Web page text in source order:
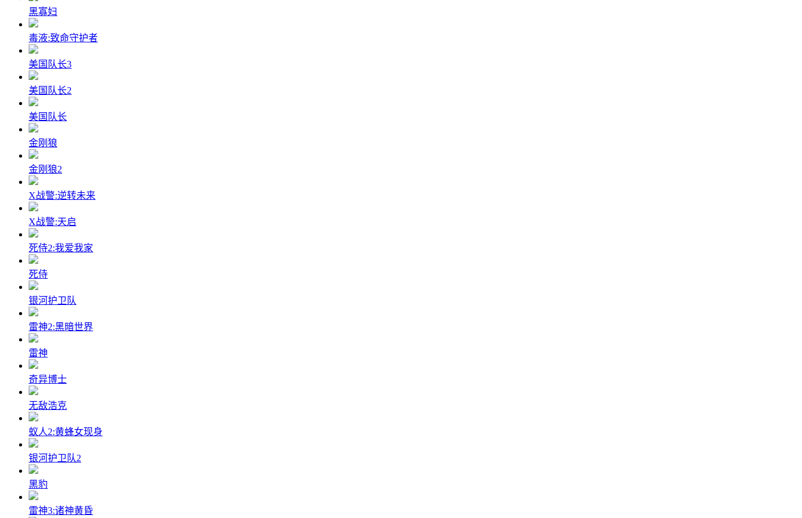
黑寡妇
毒液:致命守护者
美国队长3
美国队长2
美国队长
金刚狼
金刚狼2
X战警:逆转未来
X战警:天启
死侍2:我爱我家
死侍
银河护卫队
雷神2:黑暗世界
雷神
奇异博士
无敌浩克
蚁人2:黄蜂女现身
银河护卫队2
黑豹
雷神3:诸神黄昏